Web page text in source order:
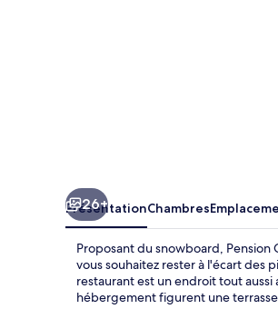
26+
PrésentationChambres
Proposant du snowboard, Pension
vous souhaitez rester à l'écart des
restaurant est un endroit tout
hébergement figurent une